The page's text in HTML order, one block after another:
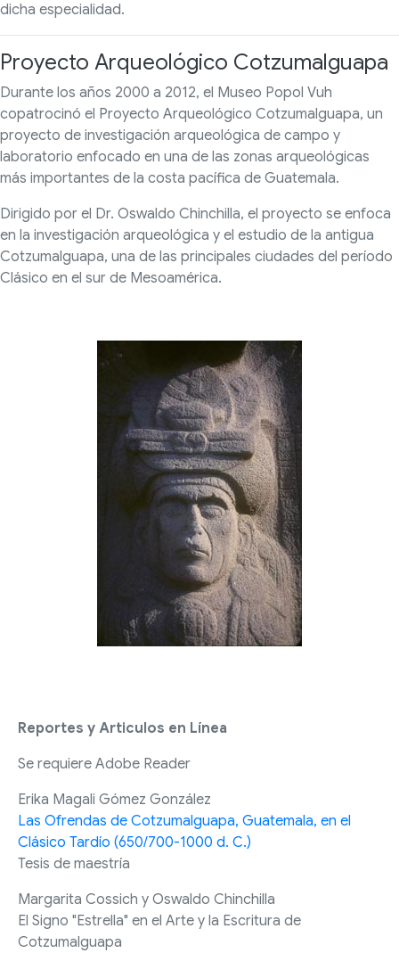
dicha especialidad.
Proyecto Arqueológico Cotzumalguapa
Durante los años 2000 a 2012, el Museo Popol Vuh
copatrocinó el Proyecto Arqueológico Cotzumalguapa, un
proyecto de investigación arqueológica de campo y
laboratorio enfocado en una de las zonas arqueológicas
más importantes de la costa pacífica de Guatemala.
Dirigido por el Dr. Oswaldo Chinchilla, el proyecto se enfoca
en la investigación arqueológica y el estudio de la antigua
Cotzumalguapa, una de las principales ciudades del período
Clásico en el sur de Mesoamérica.
Reportes y Articulos en Línea
Se requiere Adobe Reader
Erika Magali Gómez González
Las Ofrendas de Cotzumalguapa, Guatemala, en el
Clásico Tardío (650/700-1000 d. C.)
Tesis de maestría
Margarita Cossich y Oswaldo Chinchilla
El Signo "Estrella" en el Arte y la Escritura de
Cotzumalguapa